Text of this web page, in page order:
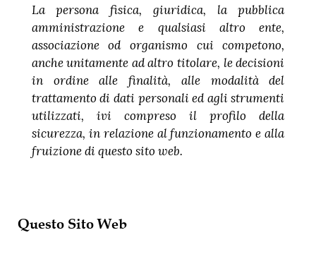
La persona fisica, giuridica, la pubblica
amministrazione e qualsiasi altro ente,
associazione od organismo cui competono,
anche unitamente ad altro titolare, le decisioni
in ordine alle finalità, alle modalità del
trattamento di dati personali ed agli strumenti
utilizzati, ivi compreso il profilo della
sicurezza, in relazione al funzionamento e alla
fruizione di questo sito web.
Questo Sito Web